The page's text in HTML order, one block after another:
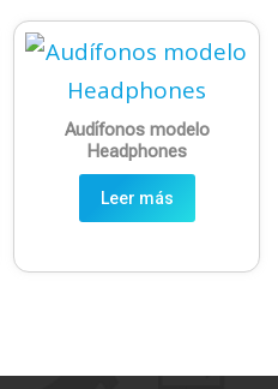
Audífonos modelo
Headphones
Leer más